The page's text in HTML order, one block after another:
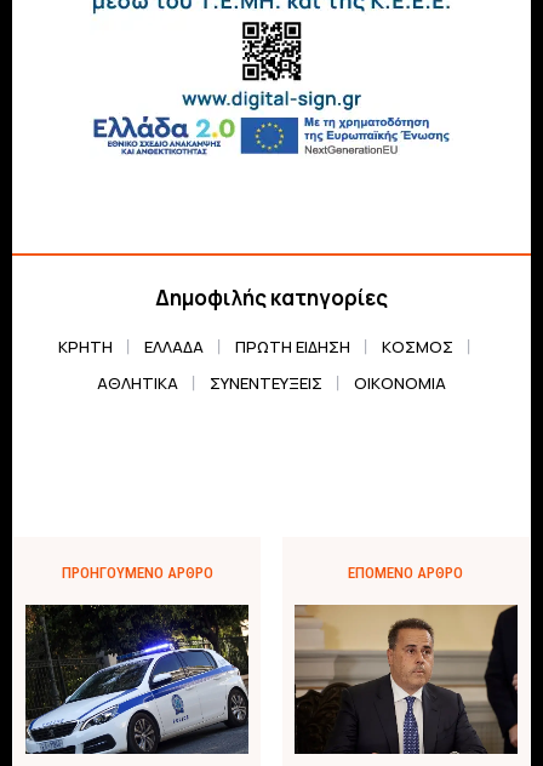
Δημοφιλής κατηγορίες
ΚΡΗΤΗ ΕΛΛΆΔΑ ΠΡΏΤΗ ΕΊΔΗΣΗ
ΚΌΣΜΟΣ
ΑΘΛΗΤΙΚΆ
ΣΥΝΕΝΤΕΎΞΕΙΣ ΟΙΚΟΝΟΜΊΑ
ΠΡΟΗΓΟΎΜΕΝΟ ΆΡΘΡΟ ΕΠΌΜΕΝΟ ΆΡΘΡΟ